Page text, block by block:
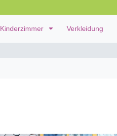
Kinderzimmer Verkleidung